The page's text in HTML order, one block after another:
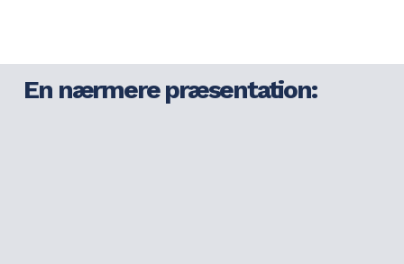
En nærmere præsentation: